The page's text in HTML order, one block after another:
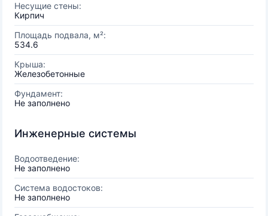
Несущие стены:
Кирпич
Площадь подвала, м²:
534.6
Крыша:
Железобетонные
Фундамент:
Не заполнено
Инженерные системы
Водоотведение:
Не заполнено
Система водостоков:
Не заполнено